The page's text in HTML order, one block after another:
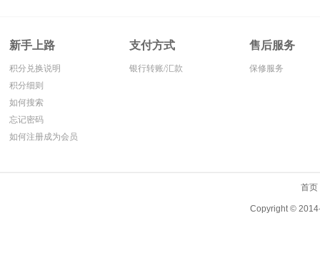
新手上路
积分兑换说明
积分细则
如何搜索
忘记密码
如何注册成为会员
支付方式
银行转账/汇款
售后服务
保修服务
首页
Copyright ©